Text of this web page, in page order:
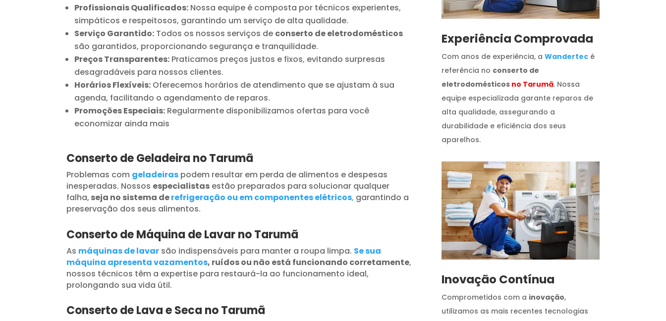
Profissionais Qualificados: Nossa equipe é composta por técnicos experientes,
simpáticos e respeitosos, garantindo um serviço de alta qualidade.
Serviço Garantido: Todos os nossos serviços de conserto de eletrodomésticos
são garantidos, proporcionando segurança e tranquilidade.
Preços Transparentes: Praticamos preços justos e fixos, evitando surpresas
desagradáveis para nossos clientes.
Horários Flexíveis: Oferecemos horários de atendimento que se ajustam à sua
agenda, facilitando o agendamento de reparos.
Promoções Especiais: Regularmente disponibilizamos ofertas para você
economizar ainda mais
Conserto de Geladeira no Tarumã
Problemas com geladeiras podem resultar em perda de alimentos e despesas
inesperadas. Nossos especialistas estão preparados para solucionar qualquer
falha, seja no sistema derefrigeração ou em componentes elétricos, garantindo a
preservação dos seus alimentos.
Conserto de Máquina de Lavar no Tarumã
As máquinas de lavar são indispensáveis para manter a roupa limpa. Se sua
máquina apresenta vazamentos, ruídos ou não está funcionando corretamente,
nossos técnicos têm a expertise para restaurá-la ao funcionamento ideal,
prolongando sua vida útil.
Conserto de Lava e Seca no Tarumã
​Experiência Comprovada
Com anos de experiência, a Wandertecé
referência no conserto de
eletrodomésticos no Tarumã. Nossa
equipe especializada garante reparos de
alta qualidade, assegurando a
durabilidade e eficiência dos seus
aparelhos.
Inovação Contínua
Comprometidos com a inovação,
utilizamos as mais recentes tecnologias